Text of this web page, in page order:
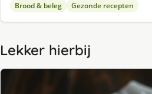
Brood & beleg Gezonde recepten
Lekker hierbij